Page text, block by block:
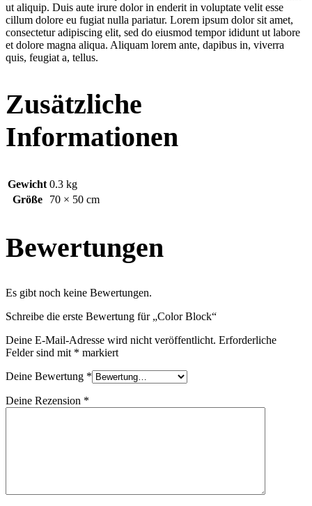
ut aliquip. Duis aute irure dolor in enderit in voluptate velit esse
cillum dolore eu fugiat nulla pariatur. Lorem ipsum dolor sit amet,
consectetur adipiscing elit, sed do eiusmod tempor ididunt ut labore
et dolore magna aliqua. Aliquam lorem ante, dapibus in, viverra
quis, feugiat a, tellus.
Zusätzliche
Informationen
Gewicht 0.3 kg
Größe
70 × 50 cm
Bewertungen
Es gibt noch keine Bewertungen.
Schreibe die erste Bewertung für „Color Block“
Deine E-Mail-Adresse wird nicht veröffentlicht. Erforderliche
Felder sind mit * markiert
Deine Bewertung *
Deine Rezension *